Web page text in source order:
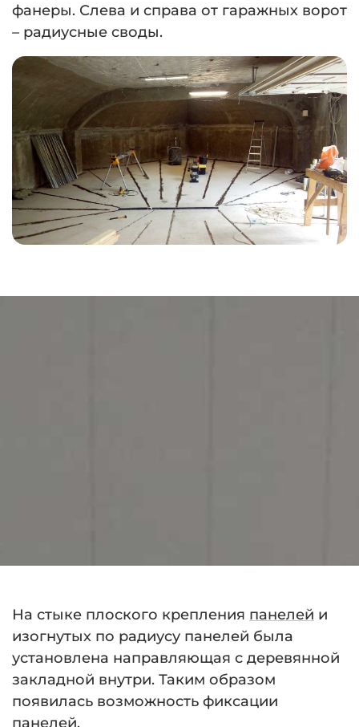
фанеры. Слева и справа от гаражных ворот
– радиусные своды.
На стыке плоского крепления панелей и
изогнутых по радиусу панелей была
установлена направляющая с деревянной
закладной внутри. Таким образом
появилась возможность фиксации
панелей.